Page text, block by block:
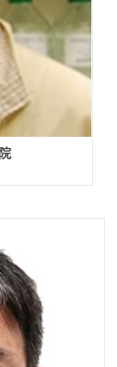
研究，发表
获国家技术
委员。